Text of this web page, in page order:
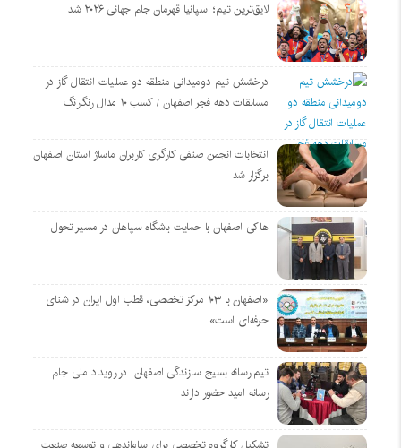
لایق‌ترین تیم؛ اسپانیا قهرمان جام جهانی ۲۰۲۶ شد
درخشش تیم دومیدانی منطقه دو عملیات انتقال گاز در
مسابقات دهه فجر اصفهان / کسب ۱۰ مدال رنگارنگ
انتخابات انجمن صنفی کارگری کاربران ماساژ استان اصفهان
برگزار شد
هاکی اصفهان با حمایت باشگاه سپاهان در مسیر تحول
«اصفهان با ۱۰۳ مرکز تخصصی، قطب اول ایران در شنای
حرفه‌ای است»
تیم رسانه بسیج سازندگی اصفهان در رویداد ملی جام
رسانه امید حضور دارند